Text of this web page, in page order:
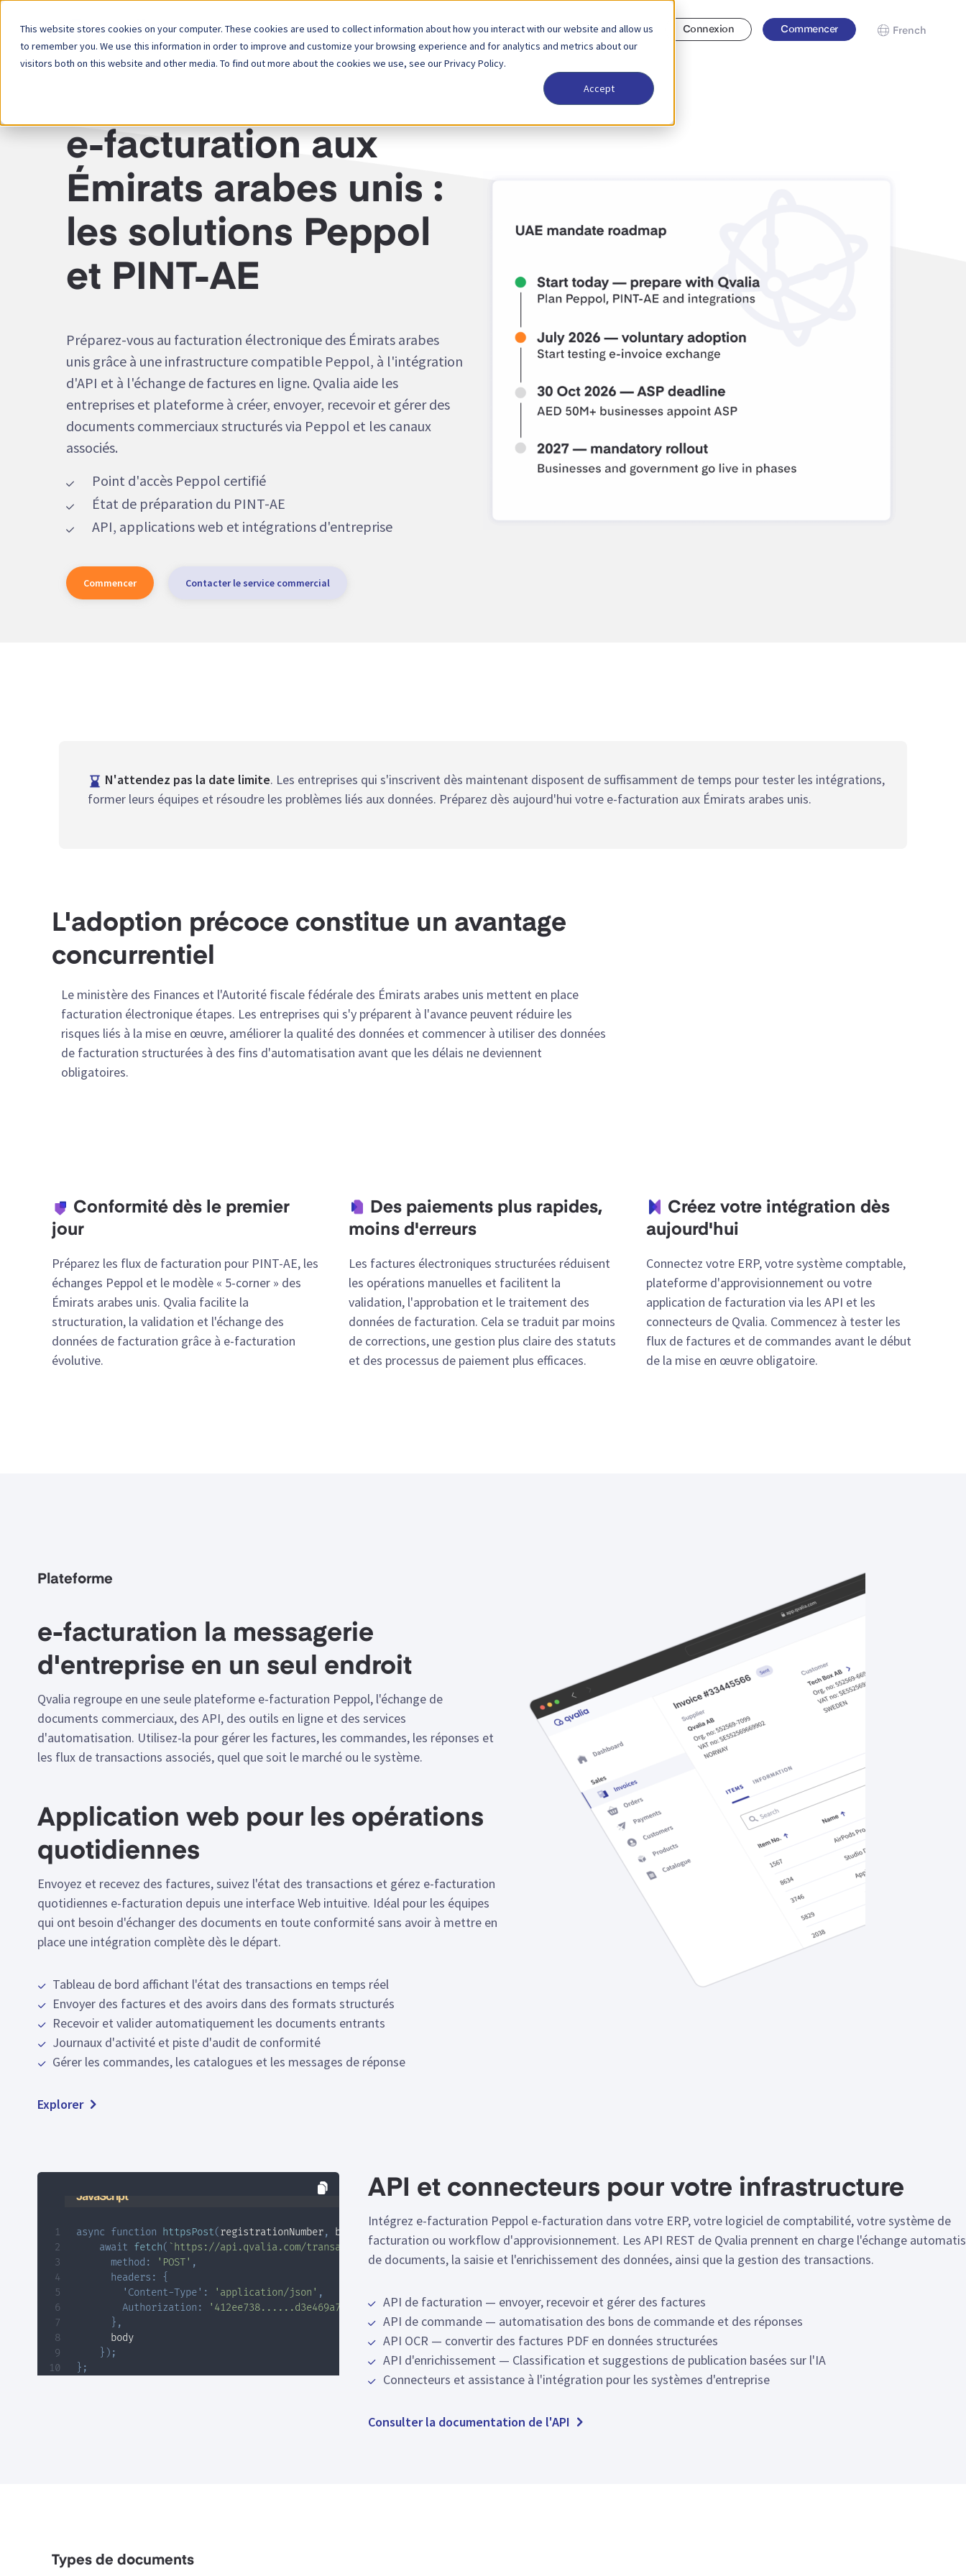
This website stores cookies on your computer. These cookies are used to collect information about how you interact with our website and allow us
to remember you. We use this information in order to improve and customize your browsing experience and for analytics and metrics about our
visitors both on this website and other media. To find out more about the cookies we use, see our Privacy Policy.
Accept
Plateforme Solutions Partenaire Tarification Entreprise Connexion Commencer French
e-facturation aux
Émirats arabes unis :
les solutions Peppol
et PINT-AE
Préparez-vous au facturation électronique des Émirats arabes
unis grâce à une infrastructure compatible Peppol, à l'intégration
d'API et à l'échange de factures en ligne. Qvalia aide les
entreprises et plateforme à créer, envoyer, recevoir et gérer des
documents commerciaux structurés via Peppol et les canaux
associés.
Point d'accès Peppol certifié
État de préparation du PINT-AE
API, applications web et intégrations d'entreprise
Commencer Contacter le service commercial
N'attendez pas la date limite. Les entreprises qui s'inscrivent dès maintenant disposent de suffisamment de temps pour tester les intégrations,
former leurs équipes et résoudre les problèmes liés aux données. Préparez dès aujourd'hui votre e-facturation aux Émirats arabes unis.
L'adoption précoce constitue un avantage
concurrentiel
Le ministère des Finances et l'Autorité fiscale fédérale des Émirats arabes unis mettent en place
facturation électronique étapes. Les entreprises qui s'y préparent à l'avance peuvent réduire les
risques liés à la mise en œuvre, améliorer la qualité des données et commencer à utiliser des données
de facturation structurées à des fins d'automatisation avant que les délais ne deviennent
obligatoires.
Conformité dès le premier
jour
Préparez les flux de facturation pour PINT-AE, les
échanges Peppol et le modèle « 5-corner » des
Émirats arabes unis. Qvalia facilite la
structuration, la validation et l'échange des
données de facturation grâce à e-facturation
évolutive.
Des paiements plus rapides,
moins d'erreurs
Les factures électroniques structurées réduisent
les opérations manuelles et facilitent la
validation, l'approbation et le traitement des
données de facturation. Cela se traduit par moins
de corrections, une gestion plus claire des statuts
et des processus de paiement plus efficaces.
Créez votre intégration dès
aujourd'hui
Connectez votre ERP, votre système comptable,
plateforme d'approvisionnement ou votre
application de facturation via les API et les
connecteurs de Qvalia. Commencez à tester les
flux de factures et de commandes avant le début
de la mise en œuvre obligatoire.
Plateforme
e-facturation la messagerie
d'entreprise en un seul endroit
Qvalia regroupe en une seule plateforme e-facturation Peppol, l'échange de
documents commerciaux, des API, des outils en ligne et des services
d'automatisation. Utilisez-la pour gérer les factures, les commandes, les réponses et
les flux de transactions associés, quel que soit le marché ou le système.
Application web pour les opérations
quotidiennes
Envoyez et recevez des factures, suivez l'état des transactions et gérez e-facturation
quotidiennes e-facturation depuis une interface Web intuitive. Idéal pour les équipes
qui ont besoin d'échanger des documents en toute conformité sans avoir à mettre en
place une intégration complète dès le départ.
Tableau de bord affichant l'état des transactions en temps réel
Envoyer des factures et des avoirs dans des formats structurés
Recevoir et valider automatiquement les documents entrants
Journaux d'activité et piste d'audit de conformité
Gérer les commandes, les catalogues et les messages de réponse
Explorer
JavaScript
async function httpsPost( registrationNumber, body
await fetch( ` https://api.qvalia.com/transaction/${registrationNumber}/invoices/outgoing`, {
method : 'POST' ,
headers :
{
'Content-Type' : 'application/json' ,
Authorization :
'412ee738......d3e469a7'
} ,
      body
} ) ;
} ;
API et connecteurs pour votre infrastructure
Intégrez e-facturation Peppol e-facturation dans votre ERP, votre logiciel de comptabilité, votre système de
facturation ou workflow d'approvisionnement. Les API REST de Qvalia prennent en charge l'échange
de documents, la saisie et l'enrichissement des données, ainsi que la gestion des transactions.
API de facturation — envoyer, recevoir et gérer des factures
API de commande — automatisation des bons de commande et des réponses
API OCR — convertir des factures PDF en données structurées
API d'enrichissement — Classification et suggestions de publication basées sur l'IA
Connecteurs et assistance à l'intégration pour les systèmes d'entreprise
Consulter la documentation de l'API
Types de documents